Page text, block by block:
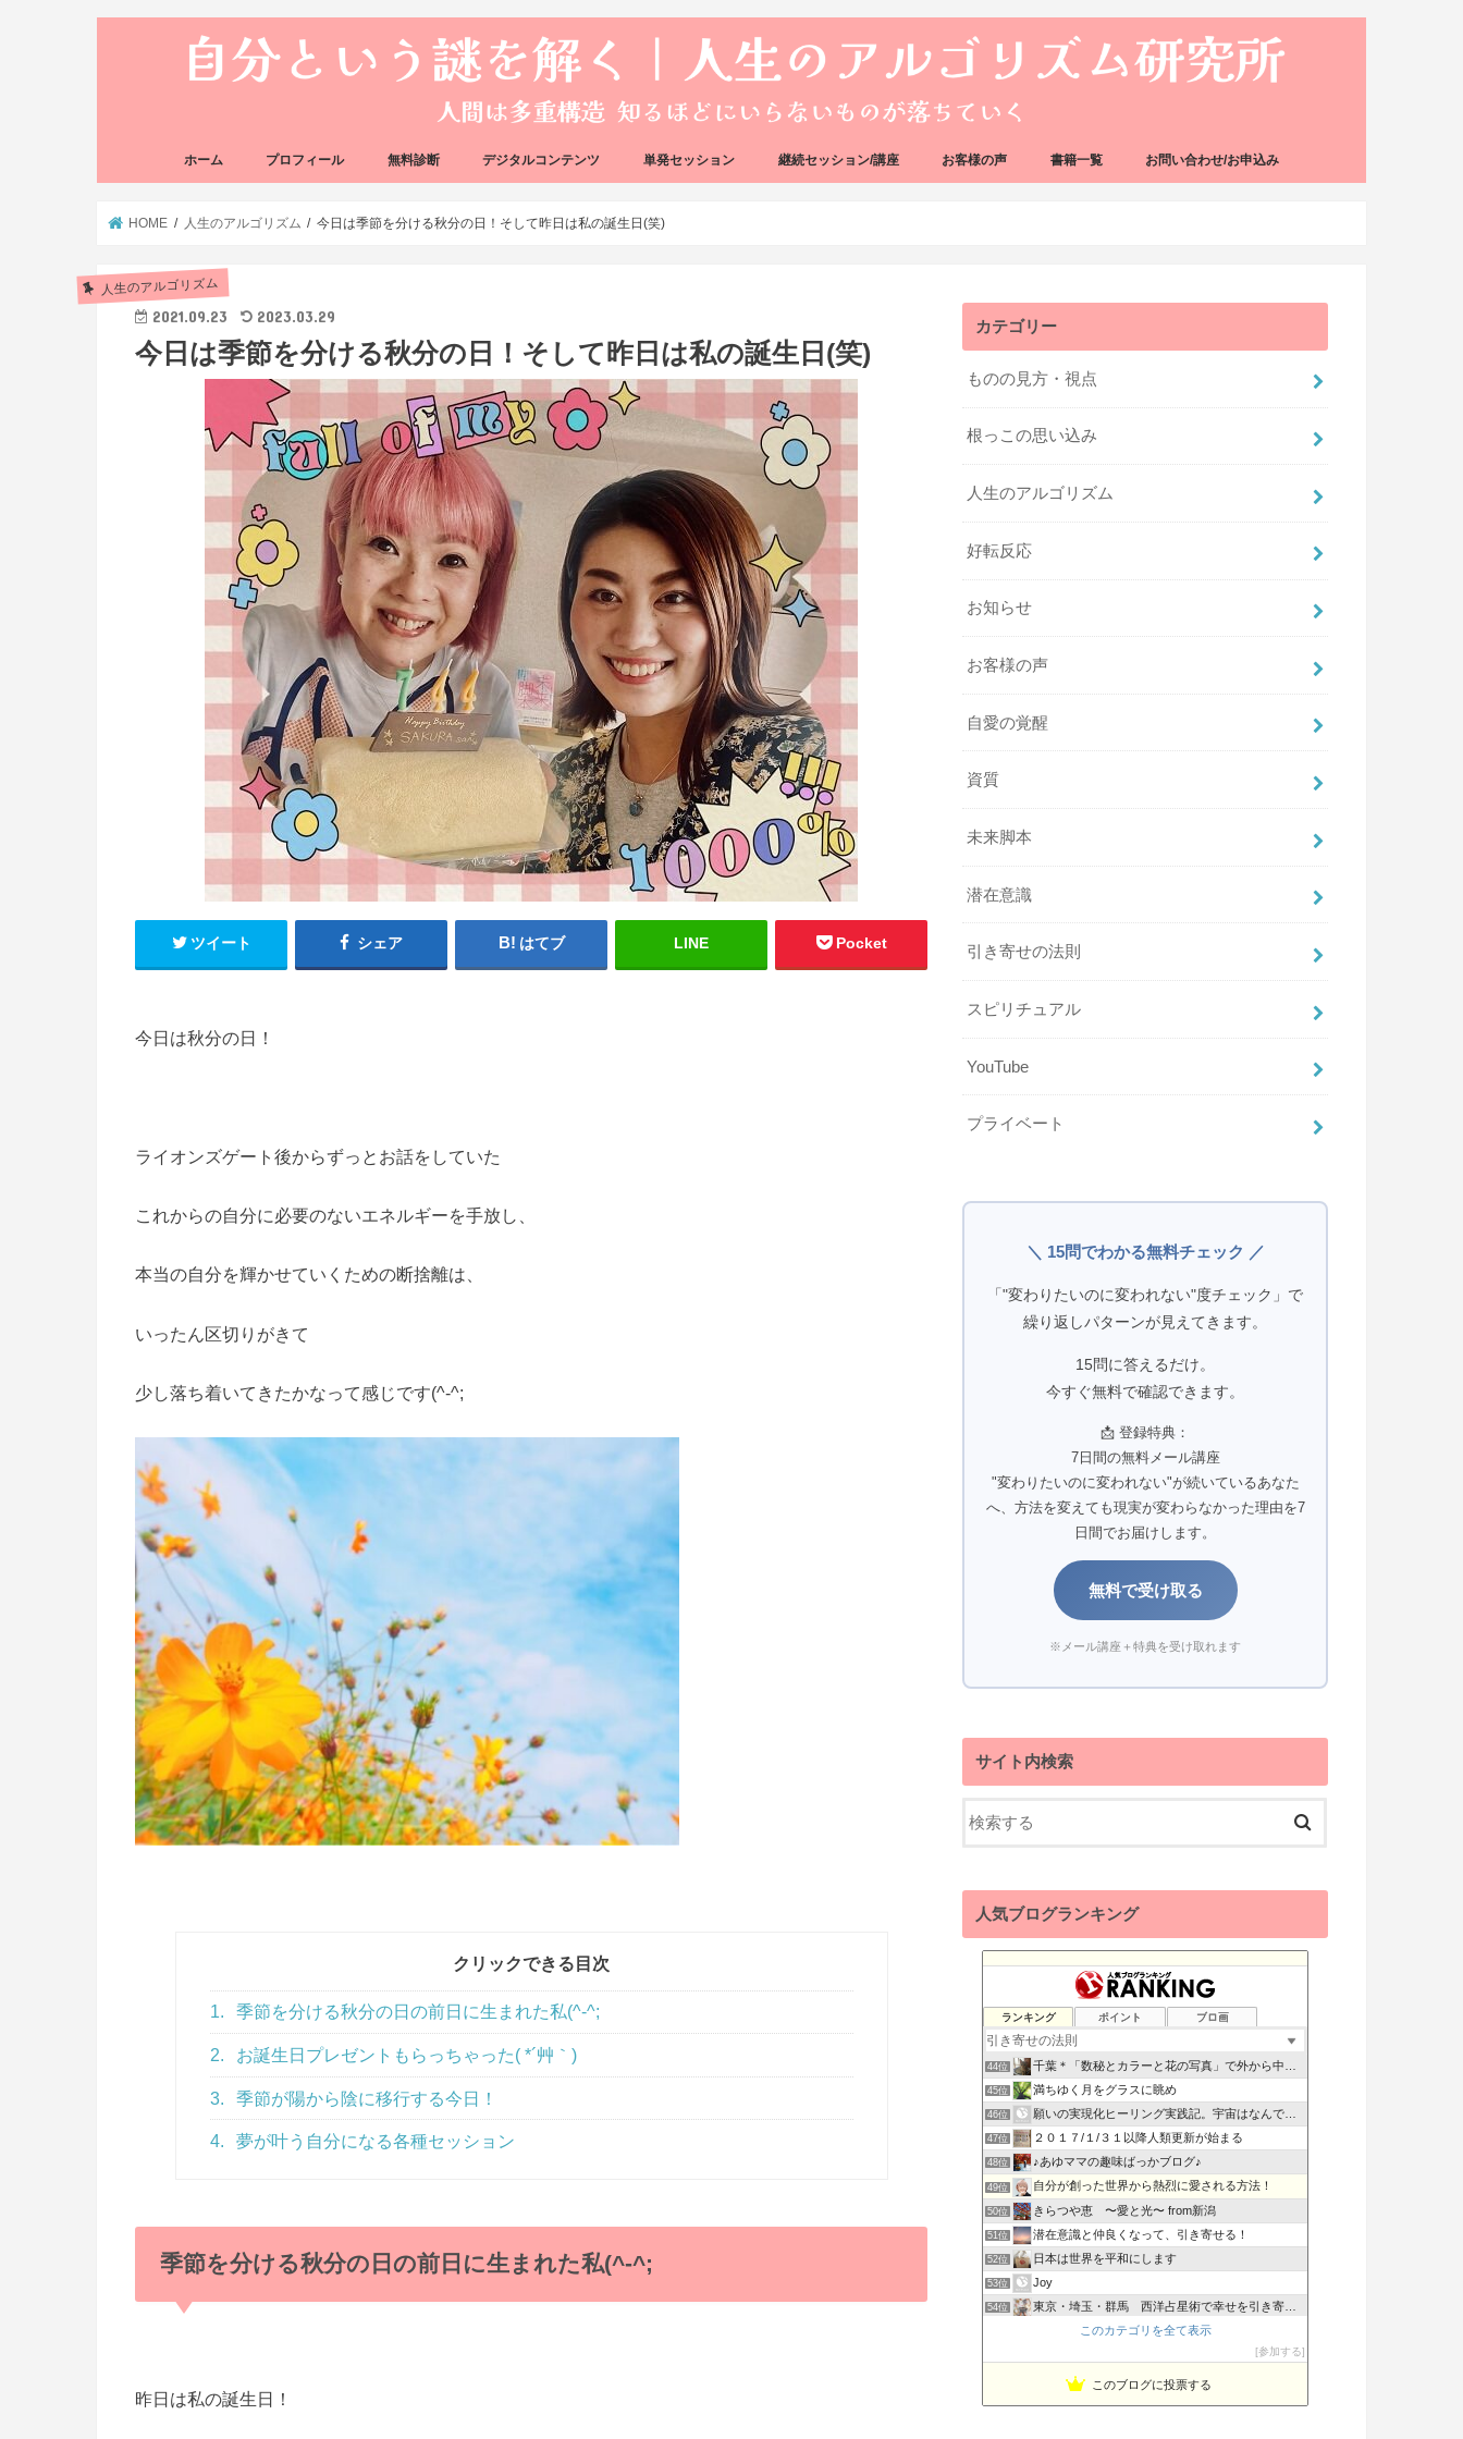
ホーム プロフィール 無料診断 デジタルコンテンツ 単発セッション 継続セッション/講座 お客様の声 書籍一覧 お問い合わせ/お申込み
HOME 人生のアルゴリズム 今日は季節を分ける秋分の日！そして昨日は私の誕生日(笑)
人生のアルゴリズム
2021.09.23 2023.03.29
今日は季節を分ける秋分の日！そして昨日は私の誕生日(笑)
ツイート シェア はてブ LINE Pocket
今日は秋分の日！
ライオンズゲート後からずっとお話をしていた
これからの自分に必要のないエネルギーを手放し、
本当の自分を輝かせていくための断捨離は、
いったん区切りがきて
少し落ち着いてきたかなって感じです(^-^;
クリックできる目次
1. 季節を分ける秋分の日の前日に生まれた私(^-^;
2. お誕生日プレゼントもらっちゃった( *´艸｀)
3. 季節が陽から陰に移行する今日！
4. 夢が叶う自分になる各種セッション
季節を分ける秋分の日の前日に生まれた私(^-^;
昨日は私の誕生日！
カテゴリー
ものの見方・視点
根っこの思い込み
人生のアルゴリズム
好転反応
お知らせ
お客様の声
自愛の覚醒
資質
未来脚本
潜在意識
引き寄せの法則
スピリチュアル
YouTube
プライベート
＼ 15問でわかる無料チェック ／
「"変わりたいのに変われない"度チェック」で
繰り返しパターンが見えてきます。
15問に答えるだけ。
今すぐ無料で確認できます。
📩 登録特典：
7日間の無料メール講座
"変わりたいのに変われない"が続いているあなた
へ、方法を変えても現実が変わらなかった理由を7
日間でお届けします。
無料で受け取る
※メール講座＋特典を受け取れます
サイト内検索
人気ブログランキング
ランキング ポイント ブロ画
42位 自愛と潜在意識で全部うまくいく
43位 あるがままの自分で望む人生を創造する
44位 千葉＊「数秘とカラーと花の写真」で外から中から丸ごとのあな…
45位 満ちゆく月をグラスに眺め
46位 願いの実現化ヒーリング実践記。宇宙はなんでも叶えてくれる
47位 ２０１７/１/３１以降人類更新が始まる
48位 ♪あゆママの趣味ばっかブログ♪
49位 自分が創った世界から熱烈に愛される方法！
50位 きらつや恵 〜愛と光〜 from新潟
51位 潜在意識と仲良くなって、引き寄せる！
52位 日本は世界を平和にします
53位 Joy
54位 東京・埼玉・群馬 西洋占星術で幸せを引き寄せる 〜星空ジプシ
うりずんのうた〜Road to Okinawa
このカテゴリを全て表示
参加する
このブログに投票する